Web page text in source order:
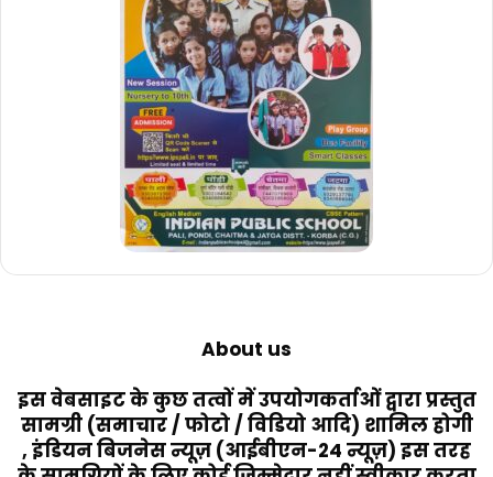
About us
इस वेबसाइट के कुछ तत्वों में उपयोगकर्ताओं द्वारा प्रस्तुत
सामग्री (समाचार / फोटो / विडियो आदि) शामिल होगी
, इंडियन बिजनेस न्यूज़ (आईबीएन-24 न्यूज़) इस तरह